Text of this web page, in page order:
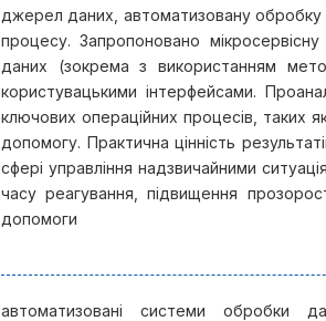
джерел даних, автоматизовану обробку
процесу. Запропоновано
даних (зокрема з використанням
користувацькими інтерфейсами.
ключових операційних процесів, таких
допомогу. Практична цінність
сфері управління надзвичайними
часу реагування, підвищення
допомоги
автоматизовані системи обробки